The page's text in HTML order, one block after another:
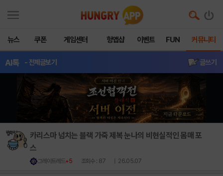
뉴스 쿠폰 게임센터 헝앱샵 이벤트 FUN 커뮤니티
AI톡 - 전체글보기 글쓰기
카리스마 넘치는 블랙 가죽 제복 눈나의 비현실적인 몸매 포
스
그레이트레드+5 조회수 : 87 | 26.05.07